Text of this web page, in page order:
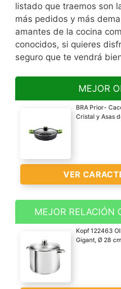
listado que traemos son
más pedidos y más
amantes de la cocina
conocidos, si quieres
seguro que te vendrá
MEJOR
BRA Prior-
Cristal y Asas
VER
Aluminio fundido
Apta para todo tipo de
cocinas, incluido
inducción
MEJOR RELACIÓN
Kopf 122463
Gigant, Ø 28